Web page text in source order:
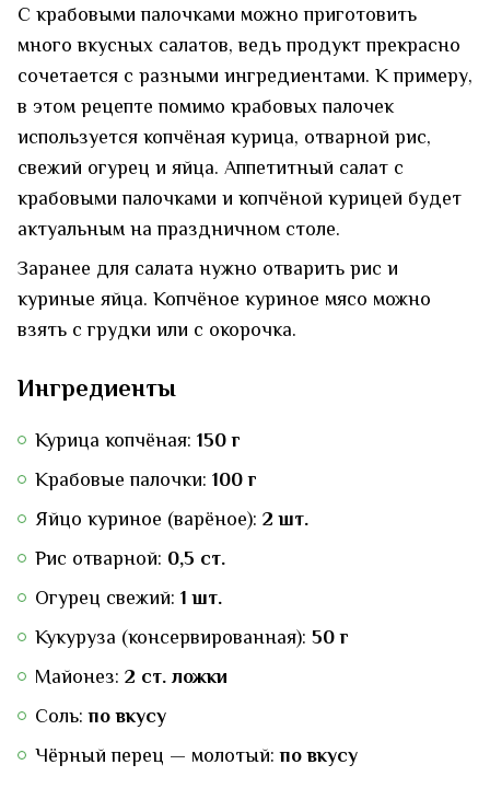
С крабовыми палочками можно приготовить
много вкусных салатов, ведь продукт прекрасно
сочетается с разными ингредиентами. К примеру,
в этом рецепте помимо крабовых палочек
используется копчёная курица, отварной рис,
свежий огурец и яйца. Аппетитный салат с
крабовыми палочками и копчёной курицей будет
актуальным на праздничном столе.
Заранее для салата нужно отварить рис и
куриные яйца. Копчёное куриное мясо можно
взять с грудки или с окорочка.
Ингредиенты
Курица копчёная: 150 г
Крабовые палочки: 100 г
Яйцо куриное (варёное): 2 шт.
Рис отварной: 0,5 ст.
Огурец свежий: 1 шт.
Кукуруза (консервированная): 50 г
Майонез: 2 ст. ложки
Соль:по вкусу
Чёрный перец — молотый:по вкусу